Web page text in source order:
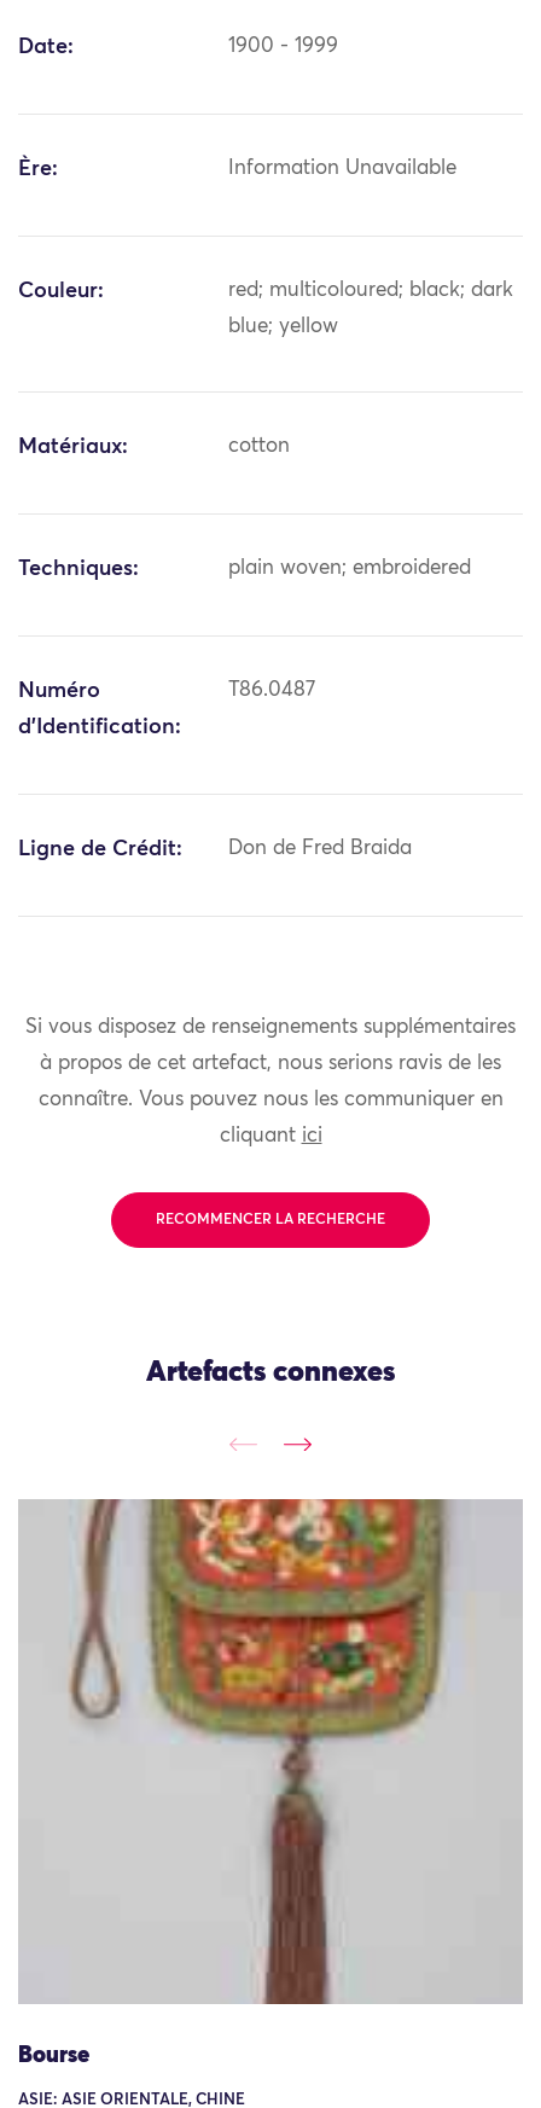
Date: 1900 - 1999
Ère: Information Unavailable
Couleur:
red; multicoloured; black; dark
blue; yellow
Matériaux: cotton
Techniques: plain woven; embroidered
Numéro
d'Identification:
T86.0487
Ligne de Crédit: Don de Fred Braida
Si vous disposez de renseignements supplémentaires
à propos de cet artefact, nous serions ravis de les
connaître. Vous pouvez nous les communiquer en
cliquant ici
RECOMMENCER LA RECHERCHE
Artefacts connexes
Bourse
ASIE: ASIE ORIENTALE, CHINE